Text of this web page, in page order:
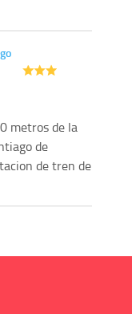
metros de la
de
de tren de